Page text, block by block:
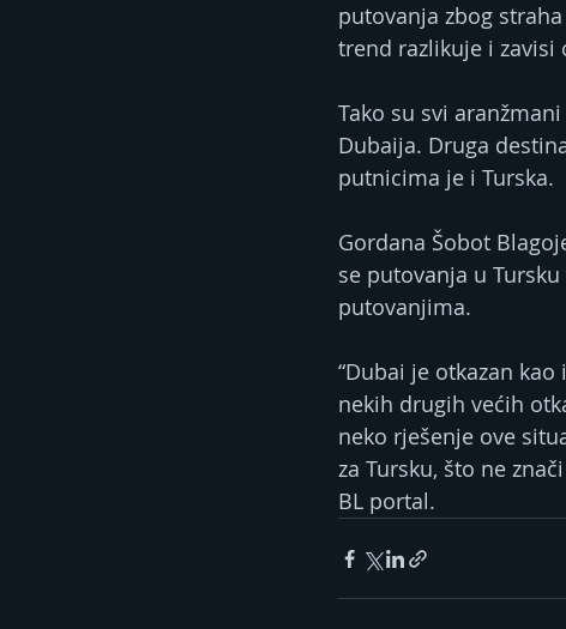
putovanja zbog
trend razlikuje i zavisi
Tako su svi
Dubaija. Druga
putnicima je i Turska.
Gordana Šobot
se putovanja u
putovanjima.
“Dubai je otkazan
nekih drugih većih
neko rješenje ove
za Tursku, što ne
BL portal.